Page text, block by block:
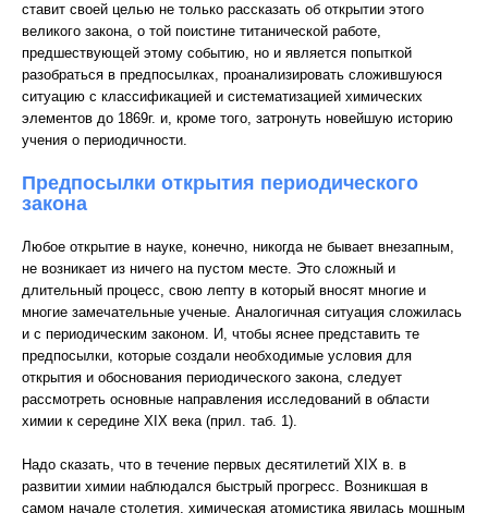
ставит своей целью не только рассказать об открытии этого
великого закона, о той поистине титанической работе,
предшествующей этому событию, но и является попыткой
разобраться в предпосылках, проанализировать сложившуюся
ситуацию с классификацией и систематизацией химических
элементов до 1869г. и, кроме того, затронуть новейшую историю
учения о периодичности.
Предпосылки открытия периодического
закона
Любое открытие в науке, конечно, никогда не бывает внезапным,
не возникает из ничего на пустом месте. Это сложный и
длительный процесс, свою лепту в который вносят многие и
многие замечательные ученые. Аналогичная ситуация сложилась
и с периодическим законом. И, чтобы яснее представить те
предпосылки, которые создали необходимые условия для
открытия и обоснования периодического закона, следует
рассмотреть основные направления исследований в области
химии к середине XIX века (прил. таб. 1).
Надо сказать, что в течение первых десятилетий XIX в. в
развитии химии наблюдался быстрый прогресс. Возникшая в
самом начале столетия, химическая атомистика явилась мощным